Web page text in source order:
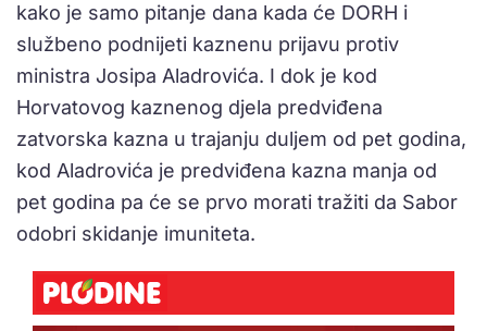
kako je samo pitanje dana kada će DORH i
službeno podnijeti kaznenu prijavu protiv
ministra Josipa Aladrovića. I dok je kod
Horvatovog kaznenog djela predviđena
zatvorska kazna u trajanju duljem od pet godina,
kod Aladrovića je predviđena kazna manja od
pet godina pa će se prvo morati tražiti da Sabor
odobri skidanje imuniteta.